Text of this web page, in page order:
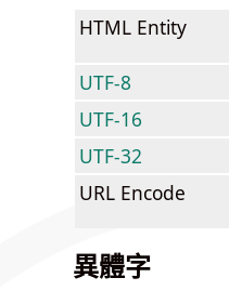
HTML Entity
UTF-8
UTF-16
UTF-32
URL Encode
異體字